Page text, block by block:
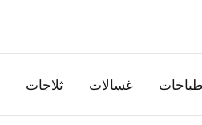
طباخات غسالات ثلاجات